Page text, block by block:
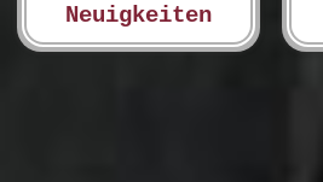
Neuigkeiten